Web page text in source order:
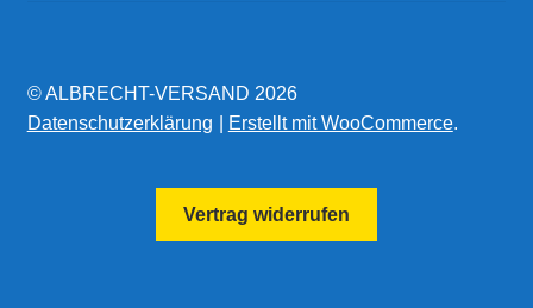
© ALBRECHT-VERSAND 2026
Datenschutzerklärung
Erstellt mit WooCommerce.
Vertrag widerrufen